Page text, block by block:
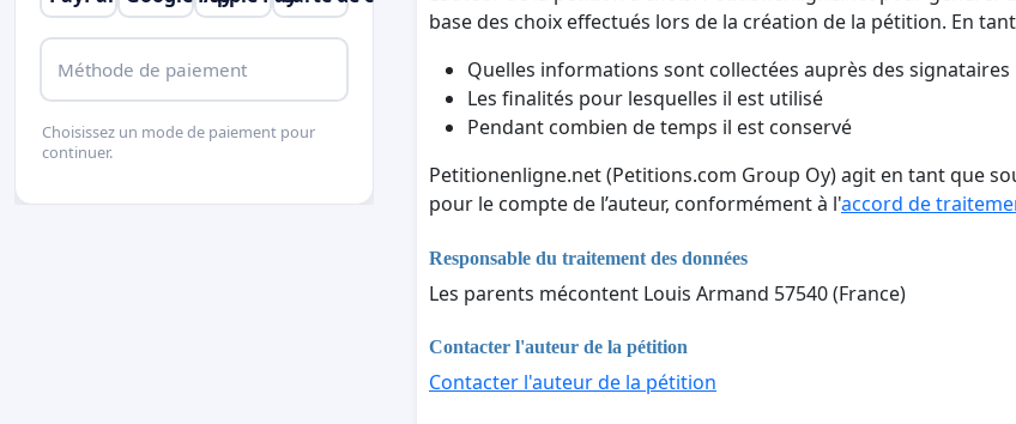
base des choix effectués lors de la création de la pétition. En
Quelles informations sont collectées auprès des signataires
Les finalités pour lesquelles il est utilisé
Pendant combien de temps il est conservé
Petitionenligne.net (Petitions.com Group Oy) agit en tant que
pour le compte de l’auteur, conformément à l'accord de
Responsable du traitement des données
Les parents mécontent Louis Armand 57540 (France)
Contacter l'auteur de la pétition
Contacter l'auteur de la pétition
Méthode de paiement
Choisissez un mode de paiement pour
continuer.